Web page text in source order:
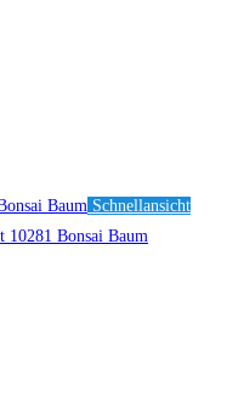
Schnellansicht